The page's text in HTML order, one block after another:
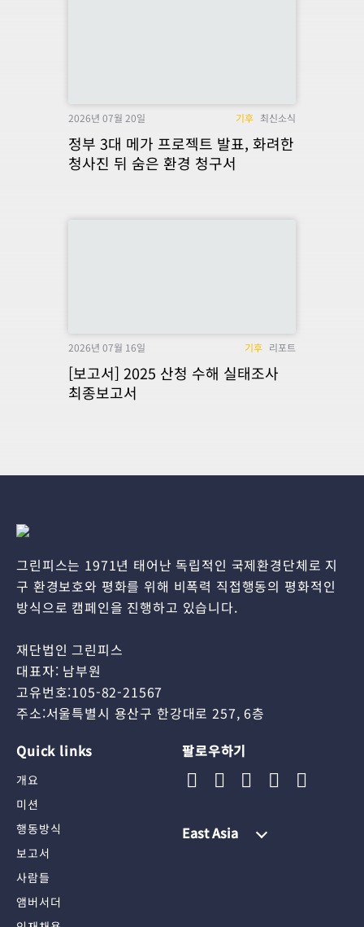
2026년 07월 20일 기후 최신소식
정부 3대 메가 프로젝트 발표, 화려한
청사진 뒤 숨은 환경 청구서
2026년 07월 16일 기후 리포트
[보고서] 2025 산청 수해 실태조사
최종보고서
그린피스는 1971년 태어난 독립적인 국제환경단체로 지
구 환경보호와 평화를 위해 비폭력 직접행동의 평화적인
방식으로 캠페인을 진행하고 있습니다.
재단법인 그린피스
대표자: 남부원
고유번호:105-82-21567
주소:서울특별시 용산구 한강대로 257, 6층
Quick links
개요
미션
행동방식
보고서
사람들
앰버서더
팔로우하기
East Asia